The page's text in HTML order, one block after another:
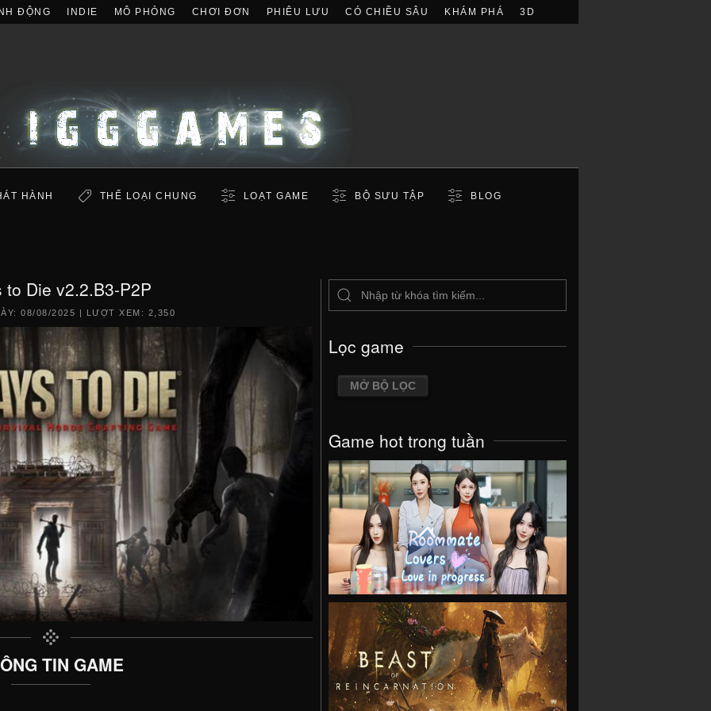
ĐỘNG INDIE MÔ PHỎNG CHƠI ĐƠN PHIÊU LƯU CÓ CHIỀU SÂU KHÁM PHÁ 3D
HÀNH THỂ LOẠI CHUNG LOẠT GAME BỘ SƯU TẬP BLOG
to Die v2.2.B3-P2P
08/08/2025 | LƯỢT XEM: 2,350
TIN GAME
Lọc game
MỞ BỘ LỌC
Game hot trong tuần
VIEW
VIEW